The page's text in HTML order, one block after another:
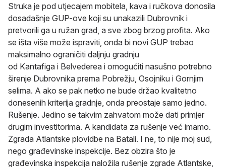
Struka je pod utjecajem mobitela, kava i ručkova donosila
dosadašnje GUP-ove koji su unakazili Dubrovnik i
pretvorili ga u ružan grad, a sve zbog brzog profita. Ako
se išta više može ispraviti, onda bi novi GUP trebao
maksimalno ograničiti daljnju gradnju
od Kantafiga i Belvederea i omogućiti nasušno potrebno
širenje Dubrovnika prema Pobrežju, Osojniku i Gornjim
selima. A ako se pak netko ne bude držao kvalitetno
donesenih kriterija gradnje, onda preostaje samo jedno.
Rušenje. Jedino se takvim zahvatom može dati primjer
drugim investitorima. A kandidata za rušenje već imamo.
Zgrada Atlantske plovidbe na Batali. I ne, to nije moj sud,
nego građevinske inspekcije. Bez obzira što je
građevinska inspekcija naložila rušenje zgrade Atlantske,